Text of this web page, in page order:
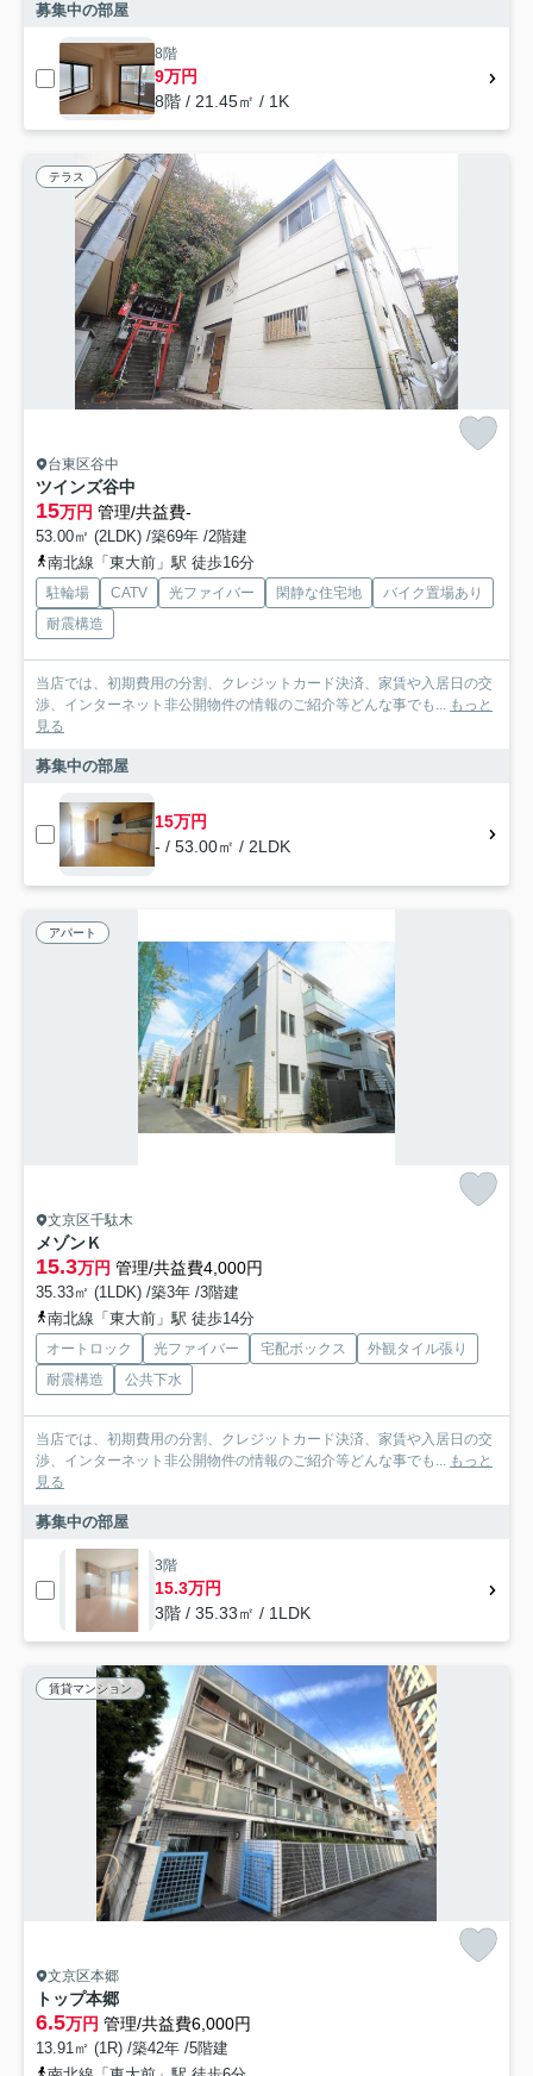
募集中の部屋
8階
9万円
8階 / 21.45㎡ / 1K
テラス
台東区谷中
ツインズ谷中
15万円 管理/共益費-
53.00㎡ (2LDK) /築69年 /2階建
南北線「東大前」駅 徒歩16分
駐輪場 CATV 光ファイバー 閑静な住宅地
バイク置場あり
耐震構造
当店では、初期費用の分割、クレジットカード決済、家賃や入居日の交
渉、インターネット非公開物件の情報のご紹介等どんな事でも... もっと
見る
募集中の部屋
15万円
- / 53.00㎡ / 2LDK
アパート
文京区千駄木
メゾンＫ
15.3万円 管理/共益費4,000円
35.33㎡ (1LDK) /築3年 /3階建
南北線「東大前」駅 徒歩14分
オートロック 光ファイバー 宅配ボックス
外観タイル張り
耐震構造
公共下水
当店では、初期費用の分割、クレジットカード決済、家賃や入居日の交
渉、インターネット非公開物件の情報のご紹介等どんな事でも... もっと
見る
募集中の部屋
3階
15.3万円
3階 / 35.33㎡ / 1LDK
賃貸マンション
文京区本郷
トップ本郷
6.5万円 管理/共益費6,000円
13.91㎡ (1R) /築42年 /5階建